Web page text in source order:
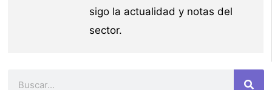
sigo la actualidad y notas del
sector.